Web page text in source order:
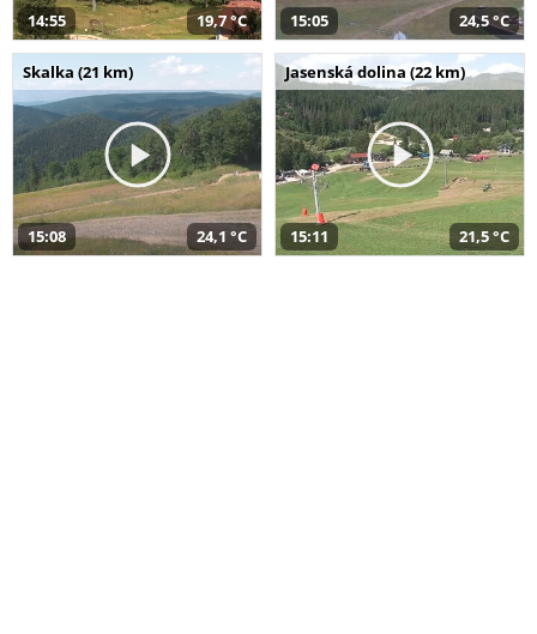
14:55 19,7 °C 15:05 24,5 °C
Skalka (21 km)
15:08 24,1 °C
Jasenská dolina (22 km)
15:11 21,5 °C